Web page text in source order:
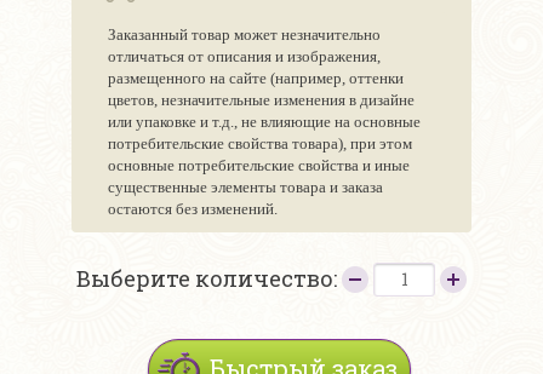
Заказанный товар может незначительно
отличаться от описания и изображения,
размещенного на сайте (например, оттенки
цветов, незначительные изменения в дизайне
или упаковке и т.д., не влияющие на основные
потребительские свойства товара), при этом
основные потребительские свойства и иные
существенные элементы товара и заказа
остаются без изменений.
Выберите количество: